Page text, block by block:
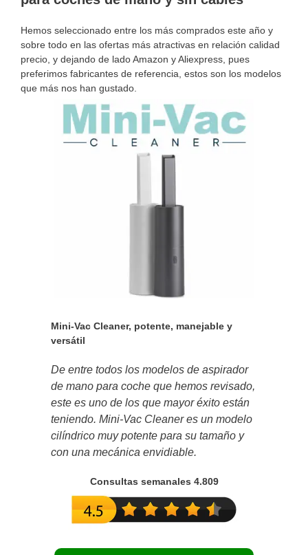
Hemos seleccionado entre los más comprados este año y
sobre todo en las ofertas más atractivas en relación calidad
precio, y dejando de lado Amazon y Aliexpress, pues
preferimos fabricantes de referencia, estos son los modelos
que más nos han gustado.
Mini-Vac Cleaner, potente, manejable y
versátil
De entre todos los modelos de aspirador
de mano para coche que hemos revisado,
este es uno de los que mayor éxito están
teniendo. Mini-Vac Cleaner es un modelo
cilíndrico muy potente para su tamaño y
con una mecánica envidiable.
Consultas semanales 4.809